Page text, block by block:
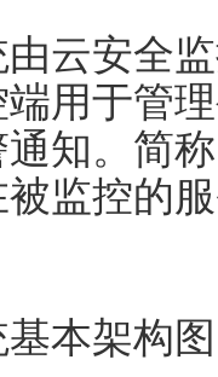
云安全
用于管
知。简
监控的
本架构